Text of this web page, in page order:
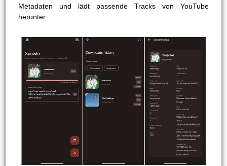
Metadaten und lädt passende Tracks von YouTube
herunter.